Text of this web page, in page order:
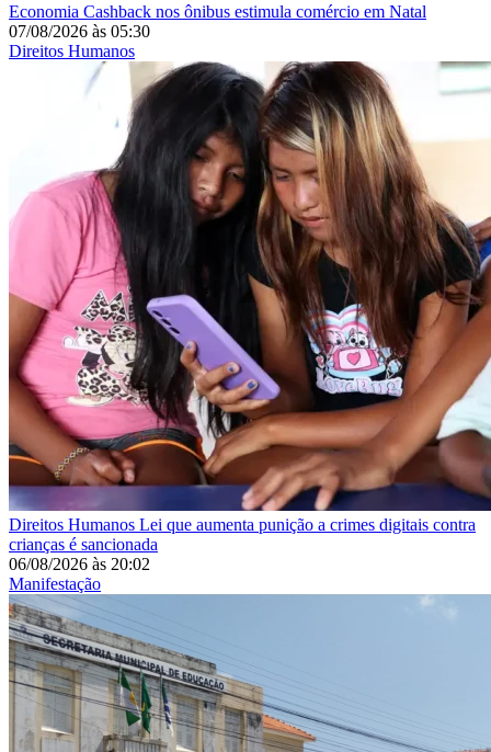
Economia Cashback nos ônibus estimula comércio em Natal
07/08/2026 às 05:30
Direitos Humanos
Direitos Humanos Lei que aumenta punição a crimes digitais contra
crianças é sancionada
06/08/2026 às 20:02
Manifestação